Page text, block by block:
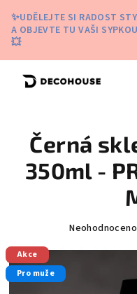
obsah
✨UDĚLEJTE SI RADOST
A OBJEVTE TU VAŠI
💥
Černá
350ml -
Průměrné
Neohodnoceno
Akce
Pro muže